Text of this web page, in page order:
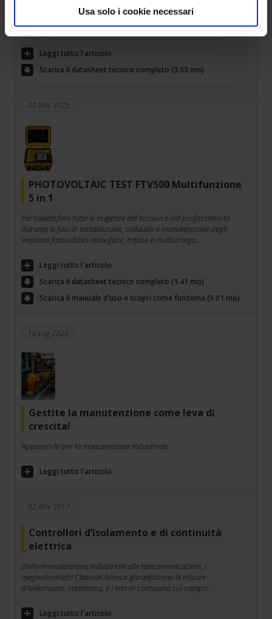
Usa solo i cookie necessari
Controllare, verificare e certificare la sicurezza delle
macchine/quadri e apparecchiature elettriche durante la
manutenzione o le prove periodiche.
Leggi tutto l'articolo
Scarica il datasheet tecnico completo (3.53 mo)
30 Nov 2025
PHOTOVOLTAIC TEST FTV500 Multifunzione
5 in 1
Per soddisfare tutte le esigenze del tecnico e del professionista
durante le fasi di installazione, collaudo e manutenzione degli
impianti fotovoltaici monofase, trifase e multistringa.
Leggi tutto l'articolo
Scarica il datasheet tecnico completo (1.41 mo)
Scarica il manuale d'uso e scopri come funziona (9.01 mo)
16 Lug 2025
Gestite la manutenzione come leva di
crescita!
Apparecchi per la manutenzione industriale
Leggi tutto l'articolo
02 Nov 2017
Controllori d’isolamento e di continuità
elettrica
Dalla manutenzione industriale alle telecomunicazioni, i
megaohmmetri Chauvin Arnoux garantiscono le misure
d’isolamento, resistenza, e i test di continuità sul campo.
Leggi tutto l'articolo